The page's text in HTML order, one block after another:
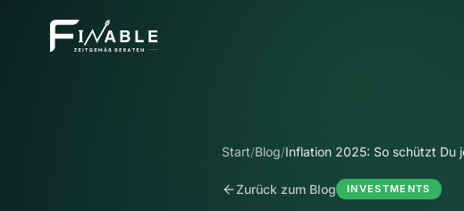
Start/Blog/Inflation 2025: So schützt Du
Zurück zum Blog INVESTMENTS